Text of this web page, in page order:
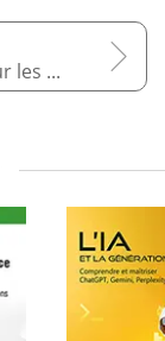
L’IA pour les métiers de la data